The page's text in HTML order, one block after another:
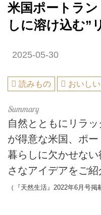
米国ポートラ
しに溶け込む”
2025-05-30
読みもの おいし
自然とともにリラ
が得意な米国、ポ
暮らしに欠かせな
さなアイデアをご紹
（『天然生活』2022年6月号掲